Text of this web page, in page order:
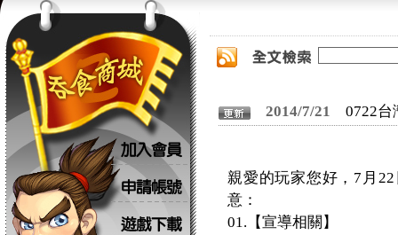
2014/7/21 0722台
親愛的玩家您好，7月
意：
01.【宣導相關】